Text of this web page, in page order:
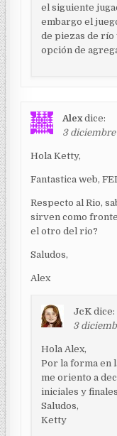
el siguiente
embargo el
de piezas de río
opción de
Alex dice:
3 diciembre
Hola Ketty,
Fantastica web,
Respecto al Rio,
sirven como
el otro del rio?
Saludos,
Alex
JcK dice:
3
Hola Alex,
Por la forma en
me oriento a
iniciales y
Saludos,
Ketty